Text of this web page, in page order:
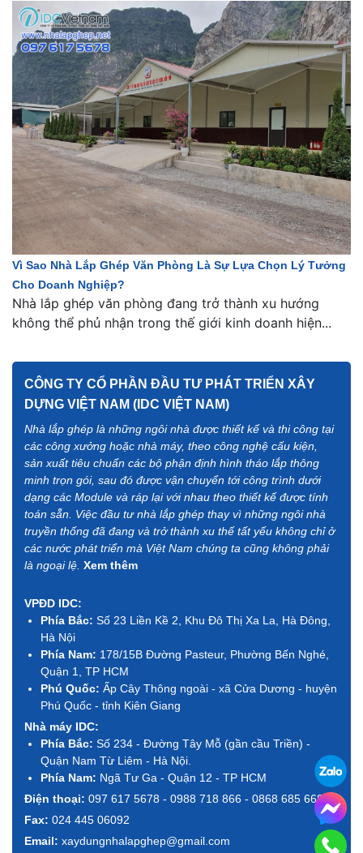
Vì Sao Nhà Lắp Ghép Văn Phòng Là Sự Lựa Chọn Lý Tưởng
Cho Doanh Nghiệp?
Nhà lắp ghép văn phòng đang trở thành xu hướng
không thể phủ nhận trong thế giới kinh doanh hiện...
CÔNG TY CỔ PHẦN ĐẦU TƯ PHÁT TRIỂN XÂY
DỰNG VIỆT NAM (IDC VIỆT NAM)
Nhà lắp ghép là những ngôi nhà được thiết kế và thi công tại
các công xưởng hoặc nhà máy, theo công nghệ cấu kiện,
sản xuất tiêu chuẩn các bộ phận định hình tháo lắp thông
minh trọn gói, sau đó được vận chuyển tới công trình dưới
dạng các Module và ráp lại với nhau theo thiết kế được tính
toán sẵn. Việc đầu tư nhà lắp ghép thay vì những ngôi nhà
truyền thống đã đang và trở thành xu thế tất yếu không chỉ ở
các nước phát triển mà Việt Nam chúng ta cũng không phải
là ngoại lệ. Xem thêm
VPĐD IDC:
Phía Bắc: Số 23 Liền Kề 2, Khu Đô Thị Xa La, Hà Đông,
Hà Nội
Phía Nam: 178/15B Đường Pasteur, Phường Bến Nghé,
Quận 1, TP HCM
Phú Quốc: Ấp Cây Thông ngoài - xã Cửa Dương - huyện
Phú Quốc - tỉnh Kiên Giang
Nhà máy IDC:
Phía Bắc: Số 234 - Đường Tây Mỗ (gần cầu Triền) -
Quận Nam Từ Liêm - Hà Nội.
Phía Nam: Ngã Tư Ga - Quận 12 - TP HCM
Điện thoại: 097 617 5678 - 0988 718 866 - 0868 685 668
Fax: 024 445 06092
Email: xaydungnhalapghep@gmail.com